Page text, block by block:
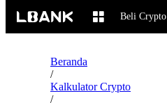
Beli Crypto
Beranda
/
Kalkulator Crypto
/